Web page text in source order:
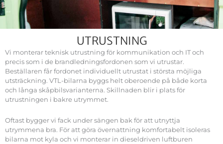
UTRUSTNING
Vi monterar teknisk utrustning för kommunikation och IT och
precis som i de brandledningsfordonen som vi utrustar.
Beställaren får fordonet individuellt utrustat i största möjliga
utsträckning. VTL-bilarna byggs helt oberoende på både korta
och långa skåpbilsvarianterna. Skillnaden blir i plats för
utrustningen i bakre utrymmet.
Oftast bygger vi fack under sängen bak för att utnyttja
utrymmena bra. För att göra övernattning komfortabelt isoleras
bilarna mot kyla och vi monterar in dieseldriven luftburen